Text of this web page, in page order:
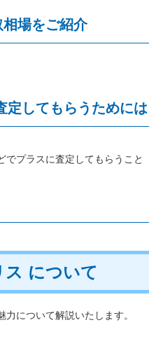
場をご紹介
してもらうためには
でプラスに査定してもらうこと
について
力について解説いたします。